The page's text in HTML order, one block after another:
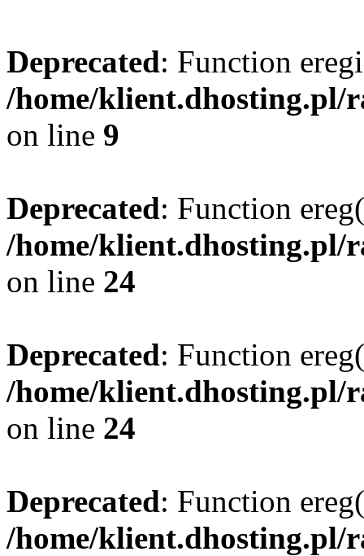
Deprecated: Function
/home/klient.dhosting.pl/
on line 9
Deprecated: Function
/home/klient.dhosting.pl/
on line 24
Deprecated: Function
/home/klient.dhosting.pl/
on line 24
Deprecated: Function
/home/klient.dhosting.pl/